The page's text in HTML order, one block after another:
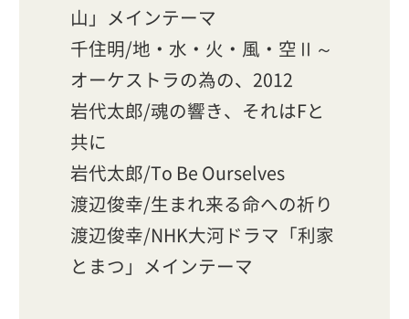
山」メインテーマ
千住明/地・水・火・風・空Ⅱ～
オーケストラの為の、2012
岩代太郎/魂の響き、それはFと
共に
岩代太郎/To Be Ourselves
渡辺俊幸/生まれ来る命への祈り
渡辺俊幸/NHK大河ドラマ「利家
とまつ」メインテーマ